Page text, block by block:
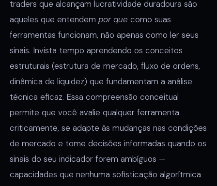
traders que alcançam lucratividade duradoura são
aqueles que entendem por que como suas
ferramentas funcionam, não apenas como ler seus
sinais. Invista tempo aprendendo os conceitos
estruturais (estrutura de mercado, fluxo de ordens,
dinâmica de liquidez) que fundamentam a análise
técnica eficaz. Essa compreensão conceitual
permite que você avalie qualquer ferramenta
criticamente, se adapte às mudanças nas condições
de mercado e tome decisões informadas quando os
sinais do seu indicador forem ambíguos —
capacidades que nenhuma sofisticação algorítmica